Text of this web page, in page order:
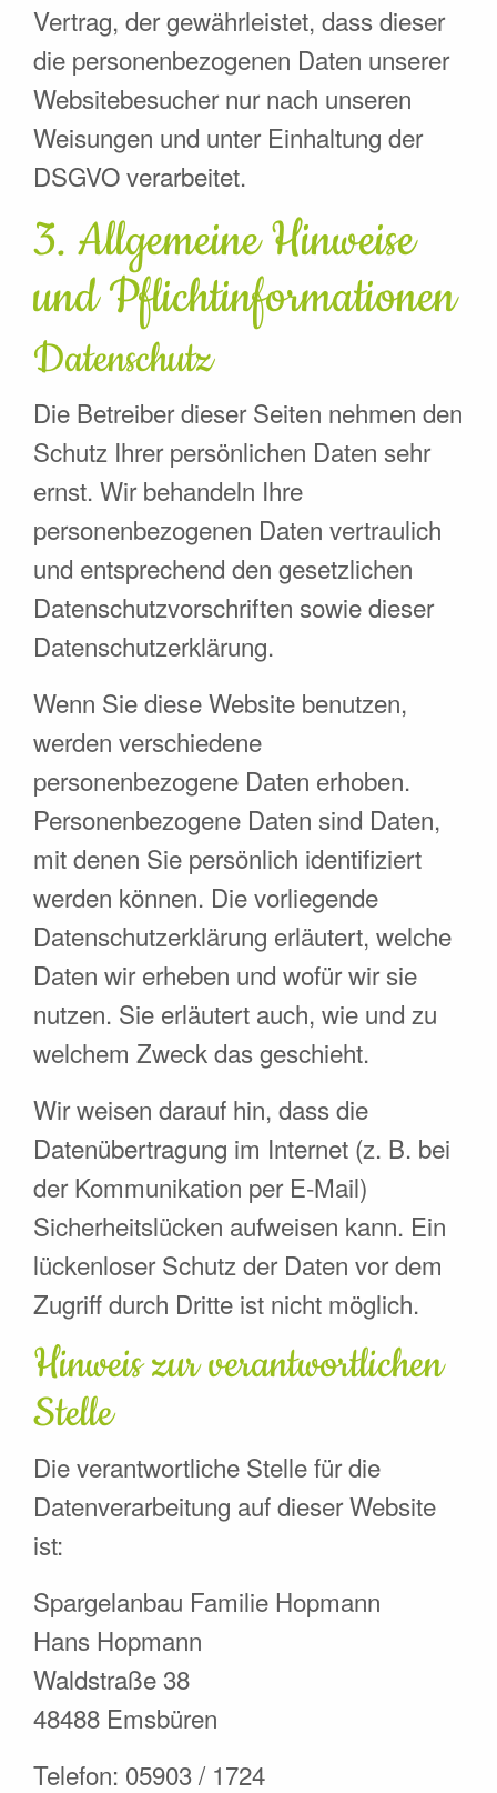
Vertrag, der gewährleistet, dass dieser
die personenbezogenen Daten unserer
Websitebesucher nur nach unseren
Weisungen und unter Einhaltung der
DSGVO verarbeitet.
3. Allgemeine Hinweise
und Pflicht­informationen
Datenschutz
Die Betreiber dieser Seiten nehmen den
Schutz Ihrer persönlichen Daten sehr
ernst. Wir behandeln Ihre
personenbezogenen Daten vertraulich
und entsprechend den gesetzlichen
Datenschutzvorschriften sowie dieser
Datenschutzerklärung.
Wenn Sie diese Website benutzen,
werden verschiedene
personenbezogene Daten erhoben.
Personenbezogene Daten sind Daten,
mit denen Sie persönlich identifiziert
werden können. Die vorliegende
Datenschutzerklärung erläutert, welche
Daten wir erheben und wofür wir sie
nutzen. Sie erläutert auch, wie und zu
welchem Zweck das geschieht.
Wir weisen darauf hin, dass die
Datenübertragung im Internet (z. B. bei
der Kommunikation per E-Mail)
Sicherheitslücken aufweisen kann. Ein
lückenloser Schutz der Daten vor dem
Zugriff durch Dritte ist nicht möglich.
Hinweis zur verantwortlichen
Stelle
Die verantwortliche Stelle für die
Datenverarbeitung auf dieser Website
ist:
Spargelanbau Familie Hopmann
Hans Hopmann
Waldstraße 38
48488 Emsbüren
Telefon: 05903 / 1724